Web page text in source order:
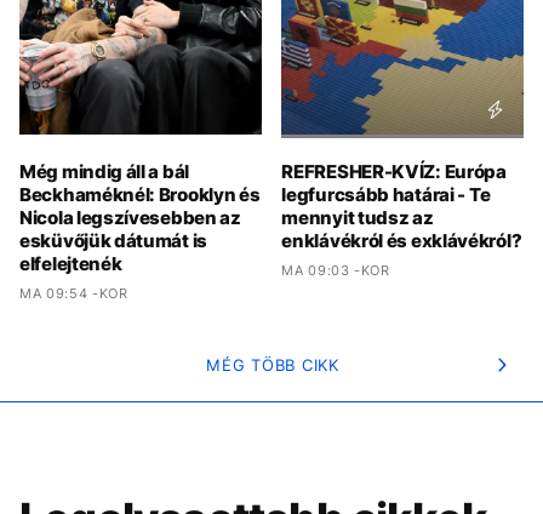
Még mindig áll a bál
Beckhaméknél: Brooklyn és
Nicola legszívesebben az
esküvőjük dátumát is
elfelejtenék
MA 09:54 -KOR
REFRESHER-KVÍZ: Európa
legfurcsább határai - Te
mennyit tudsz az
enklávékról és exklávékról?
MA 09:03 -KOR
MÉG TÖBB CIKK